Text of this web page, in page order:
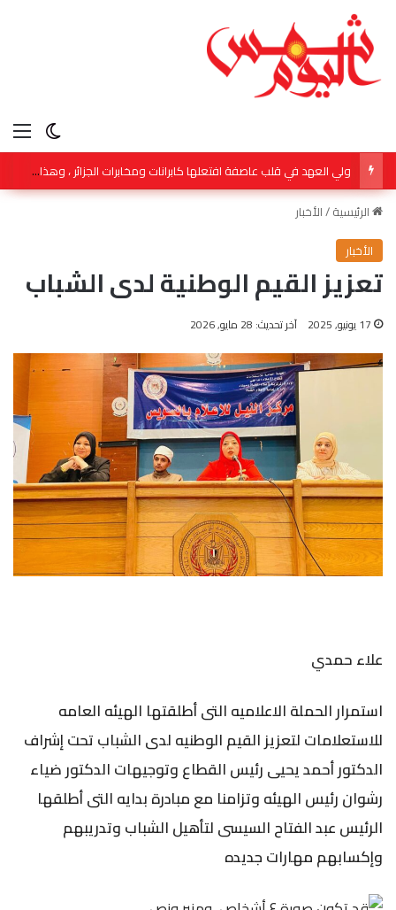
ولي العهد في قلب عاصفة افتعلها كابرانات ومخابرات الجزائر ، وهذا رد المغاربة الاحرار .
الرئيسية/الأخبار
الأخبار
تعزيز القيم الوطنية لدى الشباب
17 يونيو, 2025 آخر تحديث: 28 مايو, 2026
علاء حمدي
استمرار الحملة الاعلاميه التى أطلقتها الهيئه العامه
للاستعلامات لتعزيز القيم الوطنيه لدى الشباب تحت إشراف
الدكتور أحمد يحيى رئيس القطاع وتوجيهات الدكتور ضياء
رشوان رئيس الهيئه وتزامنا مع مبادرة بدايه التى أطلقها
الرئيس عبد الفتاح السيسى لتأهيل الشباب وتدريبهم
وإكسابهم مهارات جديده